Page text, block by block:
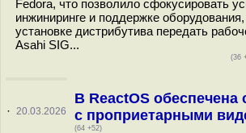
Fedora, что позволило сфокусировать
инжиниринге и поддержке оборудования,
установке дистрибутива передать
Asahi SIG...
(36
· 20.03.2026
В ReactOS обеспечена
с проприетарными
(64 +52)